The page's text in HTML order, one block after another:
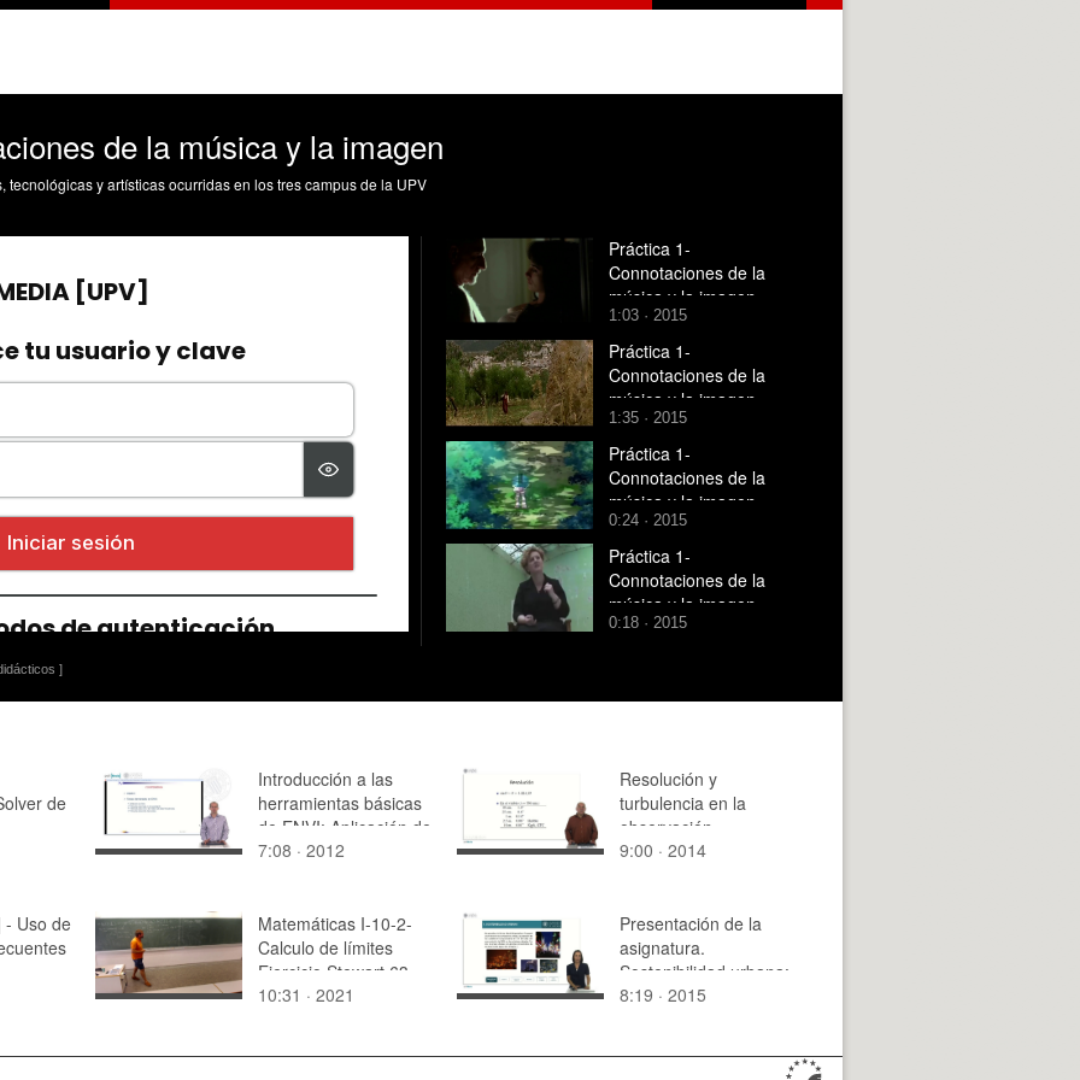
de la música y la imagen
y artísticas ocurridas en los tres campus de la UPV
]
Práctica 1-
Connotaciones de la
música y la imagen
1:03 · 2015
Práctica 1-
Connotaciones de la
música y la imagen
1:35 · 2015
Práctica 1-
Connotaciones de la
música y la imagen
0:24 · 2015
Práctica 1-
Connotaciones de la
música y la imagen
0:18 · 2015
de
Introducción a las
herramientas básicas
de ENVI: Aplicación de
filtros
7:08 · 2012
Resolución y
turbulencia en la
observación
astronómica
9:00 · 2014
- Uso de
Matemáticas I-10-2-
Calculo de límites
Ejercicio Stewart 63
10:31 · 2021
Presentación de la
asignatura.
Sostenibilidad urbana:
edificación y ciudad
8:19 · 2015